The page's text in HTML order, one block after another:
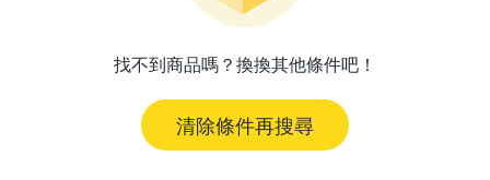
找不到商品嗎？換換其他條件吧！
清除條件再搜尋